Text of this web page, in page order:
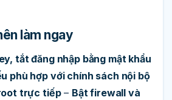
làm ngay
tắt đăng nhập bằng mật khẩu
phù hợp với chính sách nội bộ
trực tiếp– Bật firewall và